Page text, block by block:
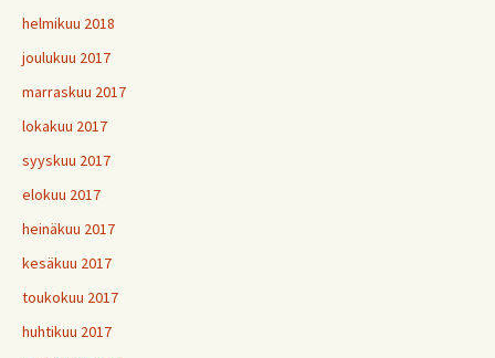
helmikuu 2018
joulukuu 2017
marraskuu 2017
lokakuu 2017
syyskuu 2017
elokuu 2017
heinäkuu 2017
kesäkuu 2017
toukokuu 2017
huhtikuu 2017